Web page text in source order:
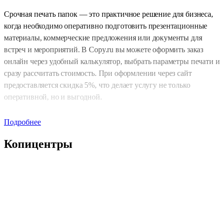
Срочная печать папок — это практичное решение для бизнеса,
когда необходимо оперативно подготовить презентационные
материалы, коммерческие предложения или документы для
встреч и мероприятий. В Copy.ru вы можете оформить заказ
онлайн через удобный калькулятор, выбрать параметры печати и
сразу рассчитать стоимость. При оформлении через сайт
предоставляется скидка 5%, что делает услугу не только
оперативной, но и выгодной.
Оперативное изготовление папок
В условиях ограниченных сроков важно получить готовую
продукцию без задержек. В Copy.ru заказы на печать папок
Подробнее
Копицентры